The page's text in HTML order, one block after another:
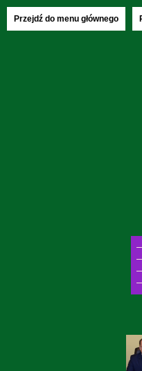
Przejdź do menu głównego